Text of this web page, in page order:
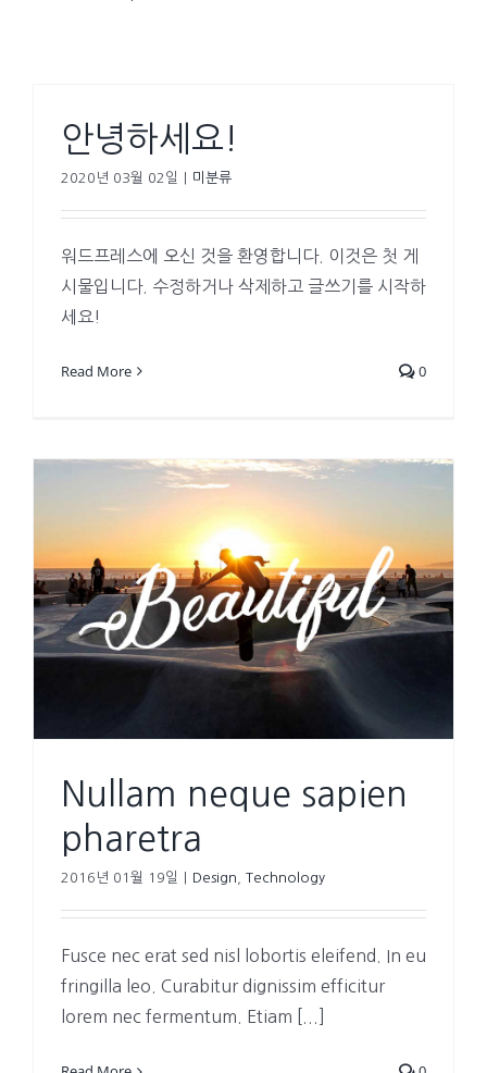
안녕하세요!
2020년 03월 02일 미분류
워드프레스에 오신 것을 환영합니다. 이것은 첫 게
시물입니다. 수정하거나 삭제하고 글쓰기를 시작하
세요!
Read More 0
Nullam neque sapien
pharetra
2016년 01월 19일 Design Technology
Fusce nec erat sed nisl lobortis eleifend. In eu
fringilla leo. Curabitur dignissim efficitur
lorem nec fermentum. Etiam [...]